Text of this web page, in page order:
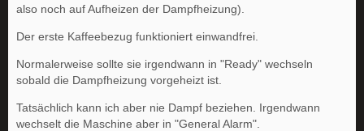
also noch auf Aufheizen der Dampfheizung).
Der erste Kaffeebezug funktioniert einwandfrei.
Normalerweise sollte sie irgendwann in "Ready" wechseln
sobald die Dampfheizung vorgeheizt ist.
Tatsächlich kann ich aber nie Dampf beziehen. Irgendwann
wechselt die Maschine aber in "General Alarm".